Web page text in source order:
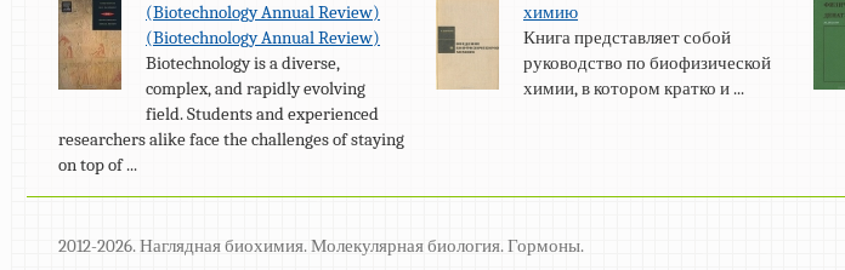
(Biotechnology Annual Review)
(Biotechnology Annual Review)
Biotechnology is a diverse,
complex, and rapidly evolving
field. Students and experienced
researchers alike face the challenges of staying
on top of ...
химию
Книга представляет собой
руководство по биофизической
химии, в котором кратко и ...
2012-2026. Наглядная биохимия. Молекулярная биология. Гормоны.